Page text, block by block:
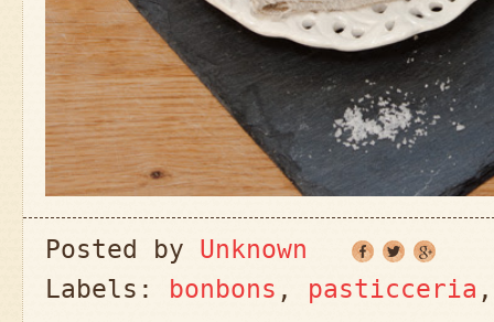
Posted by Unknown
Labels: bonbons , pasticceria